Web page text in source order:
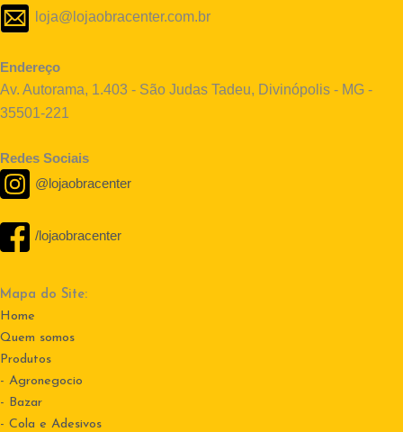
loja@lojaobracenter.com.br
Endereço
Av. Autorama, 1.403 - São Judas Tadeu, Divinópolis - MG -
35501-221
Redes Sociais
@lojaobracenter
/lojaobracenter
Mapa do Site:
Home
Quem somos
Produtos
- Agronegocio
- Bazar
- Cola e Adesivos